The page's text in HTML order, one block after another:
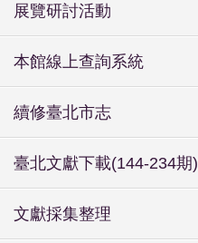
展覽研討活動
本館線上查詢系統
續修臺北市志
臺北文獻下載(144-234期)
文獻採集整理